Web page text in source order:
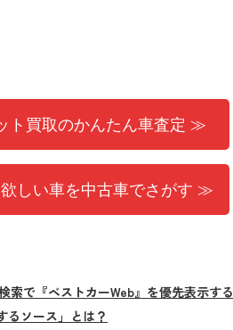
ト買取のかんたん車査定 ≫
しい車を中古車でさがす ≫
索で『ベストカーWeb』を優先表示する
るソース」とは？